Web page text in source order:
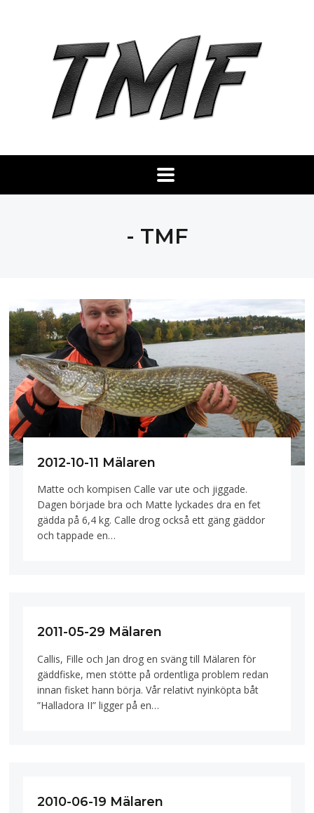
- TMF
2012-10-11 Mälaren
Matte och kompisen Calle var ute och jiggade.
Dagen började bra och Matte lyckades dra en fet
gädda på 6,4 kg. Calle drog också ett gäng gäddor
och tappade en…
2011-05-29 Mälaren
Callis, Fille och Jan drog en sväng till Mälaren för
gäddfiske, men stötte på ordentliga problem redan
innan fisket hann börja. Vår relativt nyinköpta båt
”Halladora II” ligger på en…
2010-06-19 Mälaren